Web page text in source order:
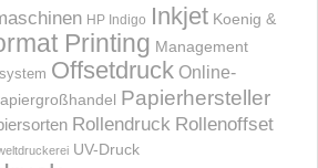
HP Indigo Inkjet Koenig &
Printing Management
Offsetdruck Online-
Papierhersteller
Rollendruck Rollenoffset
UV-Druck